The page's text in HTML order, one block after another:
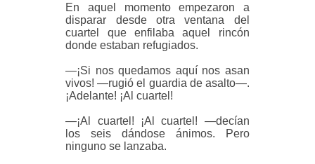
En aquel momento empezaron a
disparar desde otra ventana del
cuartel que enfilaba aquel rincón
donde estaban refugiados.
—¡Si nos quedamos aquí nos asan
vivos! —rugió el guardia de asalto—.
¡Adelante! ¡Al cuartel!
—¡Al cuartel! ¡Al cuartel! —decían
los seis dándose ánimos. Pero
ninguno se lanzaba.